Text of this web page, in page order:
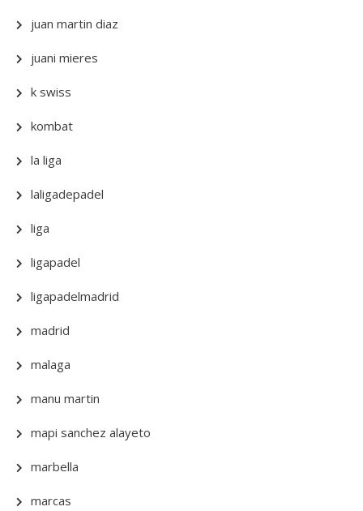
juan martin diaz
juani mieres
k swiss
kombat
la liga
laligadepadel
liga
ligapadel
ligapadelmadrid
madrid
malaga
manu martin
mapi sanchez alayeto
marbella
marcas